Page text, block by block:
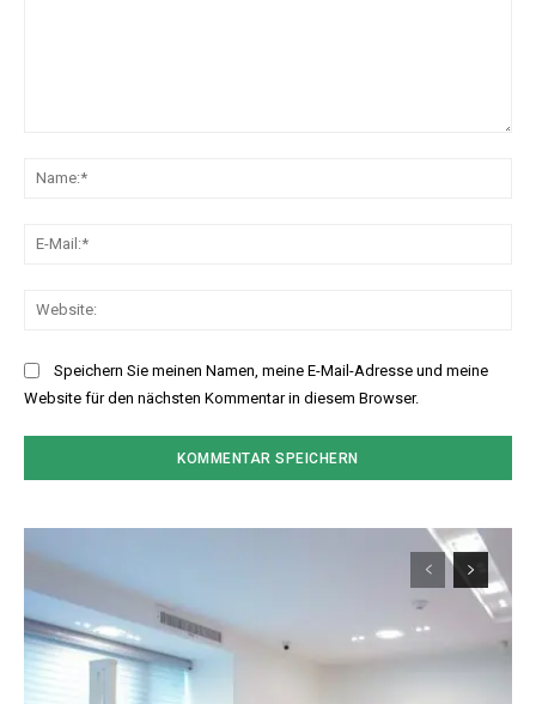
Speichern Sie meinen Namen, meine E-Mail-Adresse und meine
Website für den nächsten Kommentar in diesem Browser.